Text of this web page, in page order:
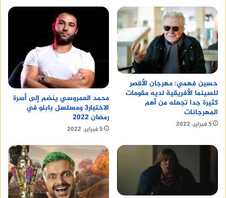
حسين فهمي: مهرجان الأقصر
للسينما الأفريقية لديه مقومات
كثيرة جدا تجعله من أهم
المهرجانات
5 فبراير، 2022
محمد العمروسي ينضم إلى أسرة
الاختيار3 ومسلسل بابلو في
رمضان 2022
5 فبراير، 2022